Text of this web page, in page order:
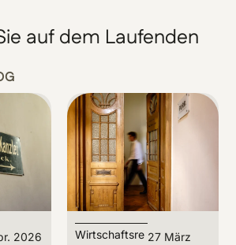
auf dem Laufenden
2026
Wirtschaftsre 27 März